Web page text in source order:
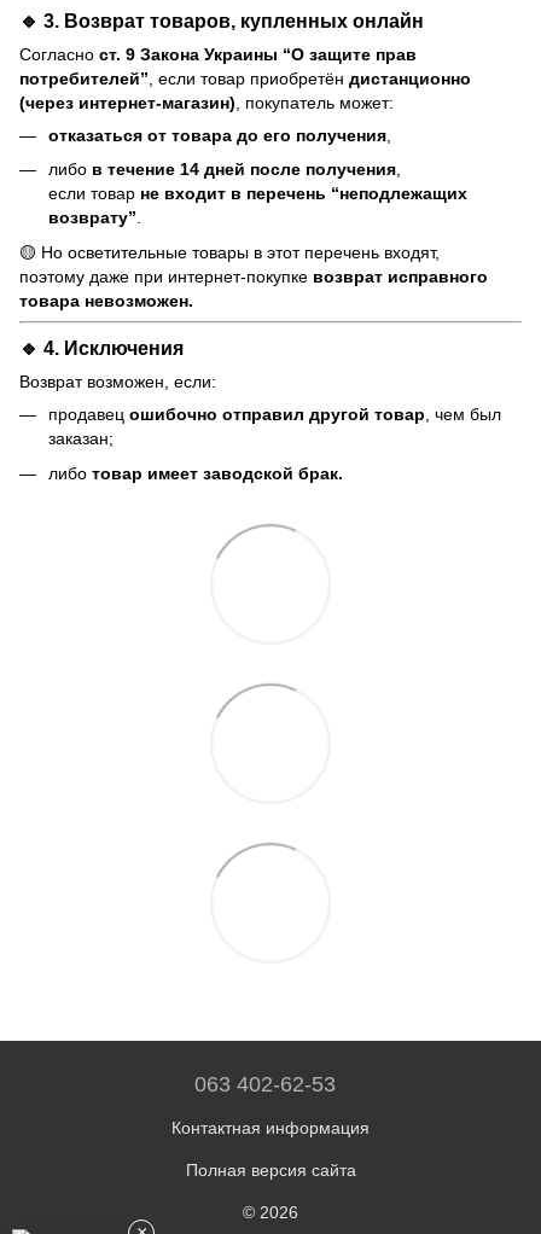
🔹 3. Возврат товаров, купленных онлайн
Согласно ст. 9 Закона Украины “О защите прав
потребителей” , если товар приобретён дистанционно
(через интернет-магазин) , покупатель может:
отказаться от товара до его получения
либо в течение 14 дней после получения,
если товар не входит в перечень “неподлежащих
возврату”.
🟡 Но осветительные товары в этот перечень входят,
поэтому даже при интернет-покупке возврат исправного
товара невозможен.
🔹 4. Исключения
Возврат возможен, если:
продавец ошибочно отправил другой товар, чем был
заказан;
либо товар имеет заводской брак.
063 402-62-53
Контактная информация
Полная версия сайта
© 2026